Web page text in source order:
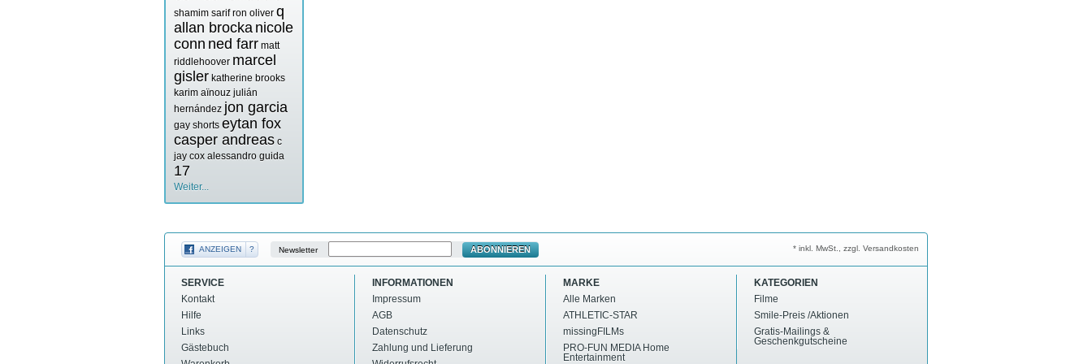
shamim sarif ron oliver q
allan brocka nicole
conn ned farr matt
riddlehoover marcel
gisler katherine brooks
karim aïnouz julián
hernández jon garcia
gay shorts eytan fox
casper andreas c
jay cox alessandro guida
17
Weiter...
ANZEIGEN ? Newsletter ABONNIEREN * inkl. MwSt., zzgl. Versandkosten
SERVICE
Kontakt
Hilfe
Links
Gästebuch
INFORMATIONEN
Impressum
AGB
Datenschutz
Zahlung und Lieferung
MARKE
Alle Marken
ATHLETIC-STAR
missingFILMs
PRO-FUN MEDIA Home
Entertainment
KATEGORIEN
Filme
Smile-Preis /Aktionen
Gratis-Mailings &
Geschenkgutscheine